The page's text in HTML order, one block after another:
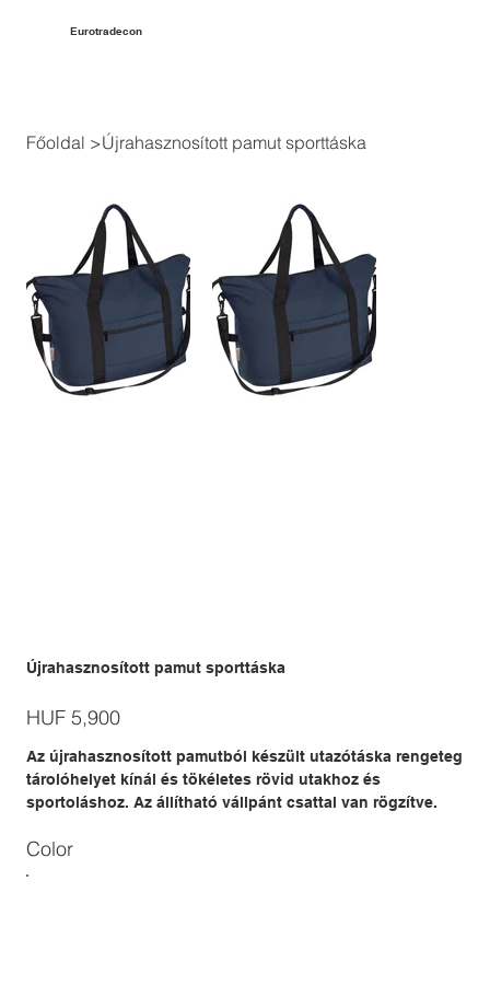
Eurotradecon
Főoldal >Újrahasznosított pamut sporttáska
Újrahasznosított pamut sporttáska
Price
HUF 5,900
Az újrahasznosított pamutból készült utazótáska rengeteg
tárolóhelyet kínál és tökéletes rövid utakhoz és
sportoláshoz. Az állítható vállpánt csattal van rögzítve.
Color